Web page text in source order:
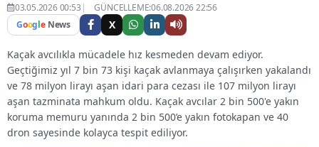
03.05.2026 00:53
GÜNCELLEME:06.08.2026 22:56
Google News X
Kaçak avcılıkla mücadele hız kesmeden devam ediyor.
Geçtiğimiz yıl 7 bin 73 kişi kaçak avlanmaya çalışırken yakalandı
ve 78 milyon lirayı aşan idari para cezası ile 107 milyon lirayı
aşan tazminata mahkum oldu. Kaçak avcılar 2 bin 500'e yakın
koruma memuru yanında 2 bin 500’e yakın fotokapan ve 40
dron sayesinde kolayca tespit ediliyor.